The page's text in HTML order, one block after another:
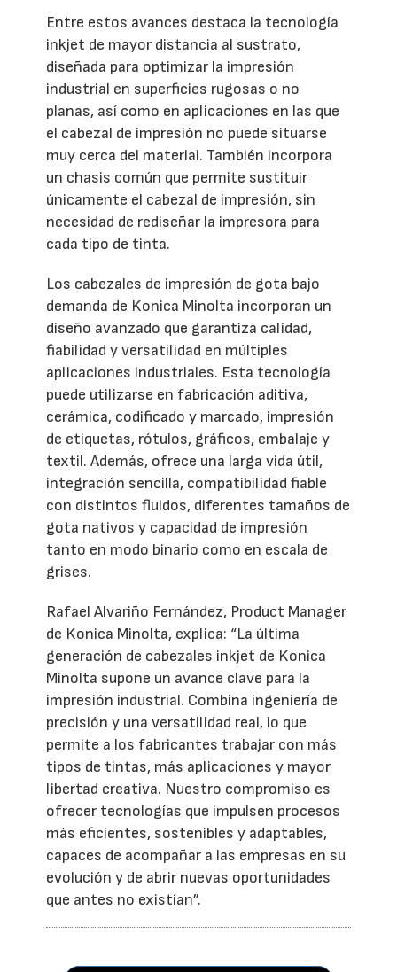
Entre estos avances destaca la tecnología
inkjet de mayor distancia al sustrato,
diseñada para optimizar la impresión
industrial en superficies rugosas o no
planas, así como en aplicaciones en las que
el cabezal de impresión no puede situarse
muy cerca del material. También incorpora
un chasis común que permite sustituir
únicamente el cabezal de impresión, sin
necesidad de rediseñar la impresora para
cada tipo de tinta.
Los cabezales de impresión de gota bajo
demanda de Konica Minolta incorporan un
diseño avanzado que garantiza calidad,
fiabilidad y versatilidad en múltiples
aplicaciones industriales. Esta tecnología
puede utilizarse en fabricación aditiva,
cerámica, codificado y marcado, impresión
de etiquetas, rótulos, gráficos, embalaje y
textil. Además, ofrece una larga vida útil,
integración sencilla, compatibilidad fiable
con distintos fluidos, diferentes tamaños de
gota nativos y capacidad de impresión
tanto en modo binario como en escala de
grises.
Rafael Alvariño Fernández, Product Manager
de Konica Minolta, explica: “La última
generación de cabezales inkjet de Konica
Minolta supone un avance clave para la
impresión industrial. Combina ingeniería de
precisión y una versatilidad real, lo que
permite a los fabricantes trabajar con más
tipos de tintas, más aplicaciones y mayor
libertad creativa. Nuestro compromiso es
ofrecer tecnologías que impulsen procesos
más eficientes, sostenibles y adaptables,
capaces de acompañar a las empresas en su
evolución y de abrir nuevas oportunidades
que antes no existían”.